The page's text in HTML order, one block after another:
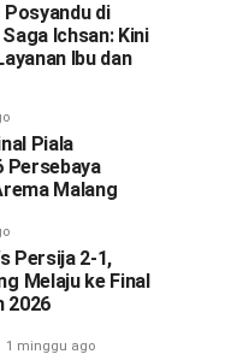
di
Ichsan: Kini
Ibu dan
Piala
Persebaya
Malang
Persija 2-1,
Melaju ke Final
2026
1 minggu ago